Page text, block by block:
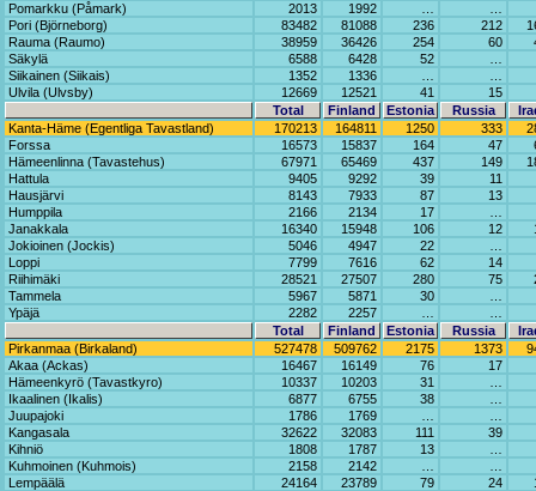
Pomarkku (Påmark)
2013 1992
Pori (Björneborg)
83482 81088 236 212
Rauma (Raumo)
38959 36426 254 60
Säkylä
6588 6428 52
Siikainen (Siikais)
1352 1336
Ulvila (Ulvsby)
12669 12521 41 15
Total
Finland Estonia Russia
Kanta-Häme (Egentliga Tavastland)
170213 164811 1250 333
Forssa
16573 15837 164 47
Hämeenlinna (Tavastehus)
67971 65469 437 149
Hattula
9405 9292 39 11
Hausjärvi
8143 7933 87 13
Humppila
2166 2134 17
Janakkala
16340 15948 106 12
Jokioinen (Jockis)
5046 4947 22
Loppi
7799 7616 62 14
Riihimäki
28521 27507 280 75
Tammela
5967 5871 30
Ypäjä
2282 2257
Total
Finland Estonia Russia
Pirkanmaa (Birkaland)
527478 509762 2175 1373
Akaa (Ackas)
16467 16149 76 17
Hämeenkyrö (Tavastkyro)
10337 10203 31
Ikaalinen (Ikalis)
6877 6755 38
Juupajoki
1786 1769
Kangasala
32622 32083 111 39
Kihniö
1808 1787 13
Kuhmoinen (Kuhmois)
2158 2142
Lempäälä
24164 23789 79 24